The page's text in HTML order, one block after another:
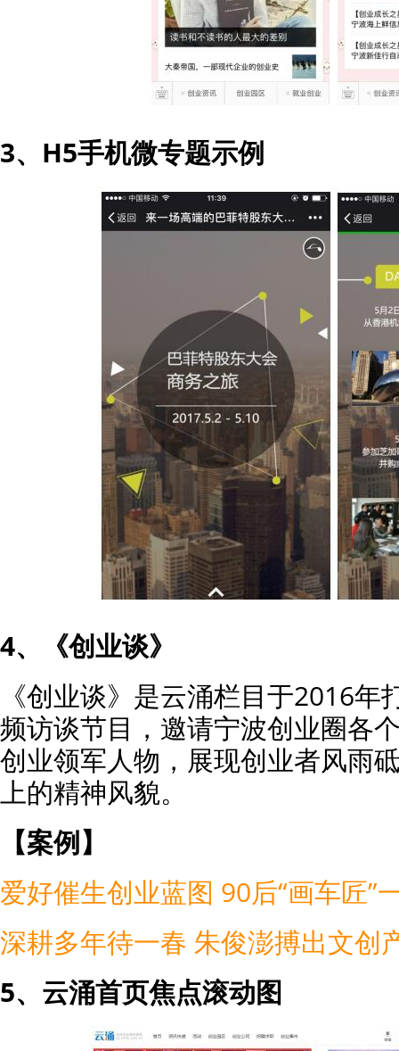
3、H5手机微专题示例
4、《创业谈》
《创业谈》是云涌栏目于2016
频访谈节目，邀请宁波创业圈各
创业领军人物，展现创业者风雨
上的精神风貌。
【案例】
爱好催生创业蓝图 90后“画车匠”
深耕多年待一春 朱俊澎搏出文创
5、云涌首页焦点滚动图